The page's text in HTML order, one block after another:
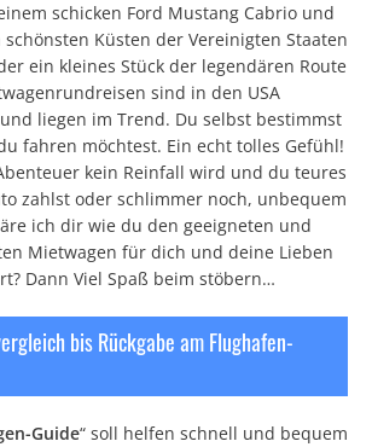
schicken Ford Mustang Cabrio und
Küsten der Vereinigten Staaten
ein kleines Stück der legendären Route
sind in den USA
liegen im Trend. Du selbst bestimmst
fahren möchtest. Ein echt tolles Gefühl!
kein Reinfall wird und du teures
zahlst oder schlimmer noch, unbequem
ich dir wie du den geeigneten und
Mietwagen für dich und deine Lieben
Dann Viel Spaß beim stöbern…
bis Rückgabe am Flughafen-
Guide“ soll helfen schnell und bequem